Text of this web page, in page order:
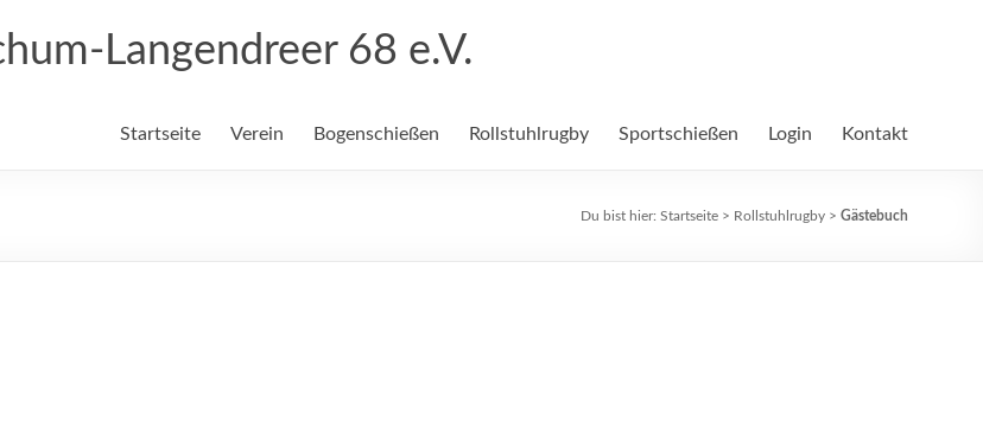
Langendreer 68 e.V.
Startseite Verein Bogenschießen Rollstuhlrugby Sportschießen Login Kontakt
Du bist hier: Startseite > Rollstuhlrugby > Gästebuch